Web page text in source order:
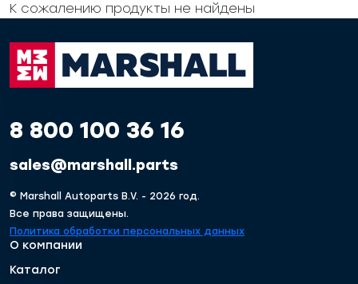
К сожалению продукты не найдены
8 800 100 36 16
sales@marshall.parts
© Marshall Autoparts B.V. - 2026 год.
Все права защищены.
Политика обработки персональных данных
О компании
Каталог